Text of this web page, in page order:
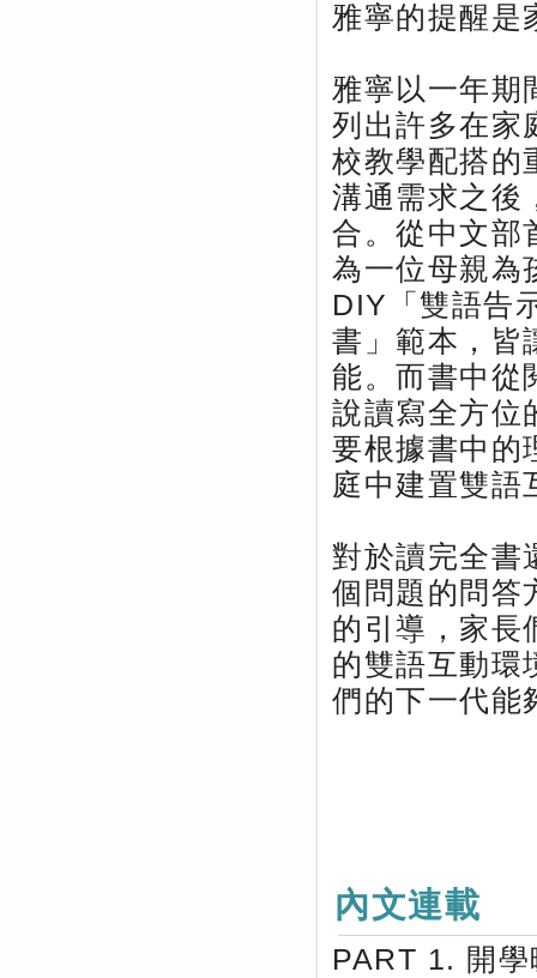
雅寧的提醒是
雅寧以一年期
列出許多在家
校教學配搭的
溝通需求之後
合。從中文部
為一位母親為
DIY「雙語告
書」範本，皆
能。而書中從
說讀寫全方位
要根據書中的
庭中建置雙語
對於讀完全書
個問題的問答
的引導，家長
的雙語互動環
們的下一代能
內文連載
PART 1. 開學